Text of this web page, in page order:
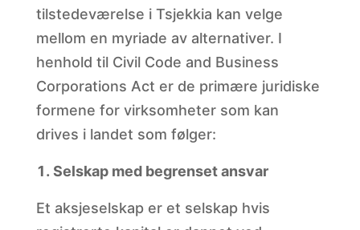
tilstedeværelse i Tsjekkia kan velge
mellom en myriade av alternativer. I
henhold til Civil Code and Business
Corporations Act er de primære juridiske
formene for virksomheter som kan
drives i landet som følger:
Selskap med begrenset ansvar
Et aksjeselskap er et selskap hvis